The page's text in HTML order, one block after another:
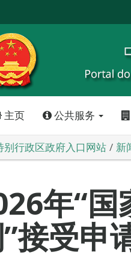
主页 公共服务
别行政区政府入口网站 新
年“
接受申